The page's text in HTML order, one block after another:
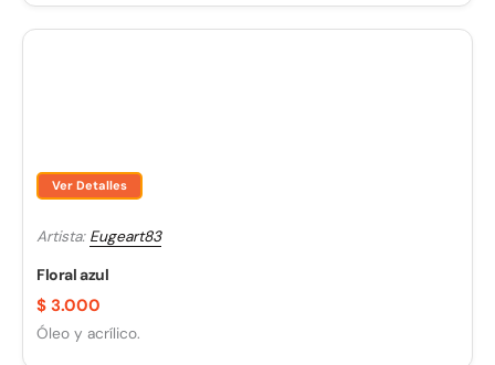
Ver Detalles
Artista: Eugeart83
Floral azul
$ 3.000
Óleo y acrílico.